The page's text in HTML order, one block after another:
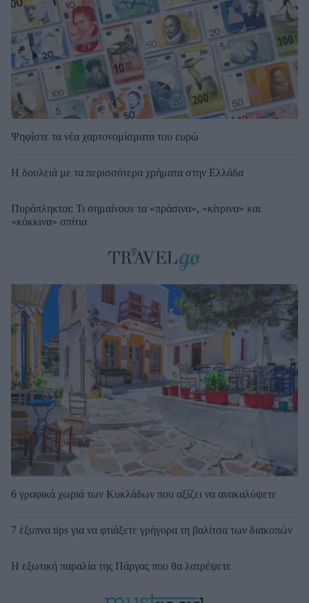
Ψηφίστε τα νέα χαρτονομίσματα του ευρώ
Η δουλειά με τα περισσότερα χρήματα στην Ελλάδα
Πυρόπληκτοι: Τι σημαίνουν τα «πράσινα», «κίτρινα» και
«κόκκινα» σπίτια
6 γραφικά χωριά των Κυκλάδων που αξίζει να ανακαλύψετε
7 έξυπνα tips για να φτιάξετε γρήγορα τη βαλίτσα των διακοπών
Η εξωτική παραλία της Πάργας που θα λατρέψετε